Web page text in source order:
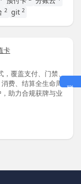
2 git 2
卡
，覆盖支付、门禁、
费、结算全生命周
助力合规获牌与业